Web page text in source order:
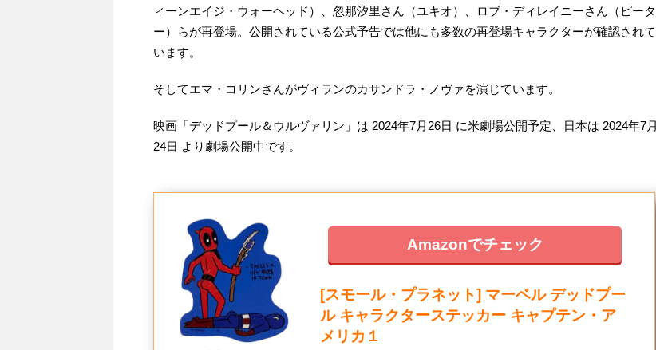
ィーンエイジ・ウォーヘッド）、忽那汐里さん（ユキオ）、ロブ・ディレイニーさん（ピータ
ー）らが再登場。公開されている公式予告では他にも多数の再登場キャラクターが確認されて
います。
そしてエマ・コリンさんがヴィランのカサンドラ・ノヴァを演じています。
映画「デッドプール＆ウルヴァリン」は 2024年7月26日 に米劇場公開予定、日本は 2024年7月
24日 より劇場公開中です。
Amazonでチェック
[スモール・プラネット] マーベル デッドプー
ル キャラクターステッカー キャプテン・ア
メリカ１